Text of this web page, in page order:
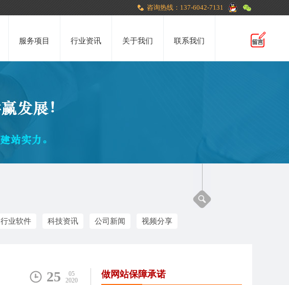
咨询热线：137-6042-7131
服务项目 行业资讯 关于我们 联系我们
行业软件 科技资讯 公司新闻 视频分享
25
05
2020
做网站保障承诺